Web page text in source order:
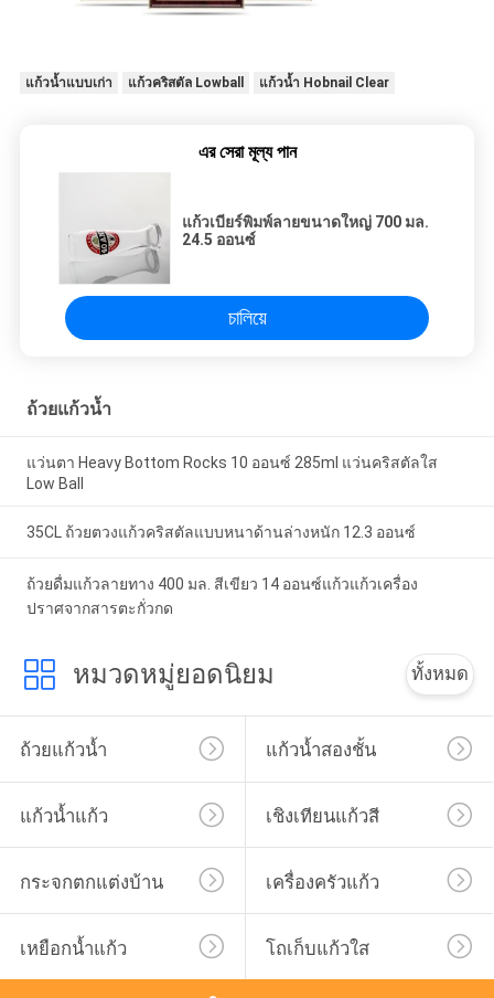
แก้วน้ำแบบเก่า แก้วคริสตัล Lowball แก้วน้ำ Hobnail Clear
এর সেরা মূল্য পান
แก้วเบียร์พิมพ์ลายขนาดใหญ่ 700 มล.
24.5 ออนซ์
চালিয়ে
ถ้วยแก้วน้ำ
แว่นตา Heavy Bottom Rocks 10 ออนซ์ 285ml แว่นคริสตัลใส
Low Ball
35CL ถ้วยตวงแก้วคริสตัลแบบหนาด้านล่างหนัก 12.3 ออนซ์
ถ้วยดื่มแก้วลายทาง 400 มล. สีเขียว 14 ออนซ์แก้วแก้วเครื่อง
ปราศจากสารตะกั่วกด
หมวดหมู่ยอดนิยม ทั้งหมด
ถ้วยแก้วน้ำ แก้วน้ำสองชั้น
แก้วน้ำแก้ว เชิงเทียนแก้วสี
กระจกตกแต่งบ้าน เครื่องครัวแก้ว
เหยือกน้ำแก้ว โถเก็บแก้วใส